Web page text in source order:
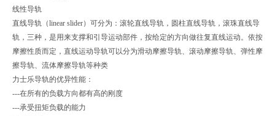
线性导轨
直线导轨（linear slider）可分为：滚轮直线导轨，圆柱直线导轨，滚珠直线导
轨，三种，是用来支撑和引导运动部件，按给定的方向做往复直线运动。依按
摩擦性质而定，直线运动导轨可以分为滑动摩擦导轨、滚动摩擦导轨、弹性摩
擦导轨、流体摩擦导轨等种类
力士乐导轨的优异性能：
---在所有的负载方向都有高的刚度
---承受扭矩负载的能力